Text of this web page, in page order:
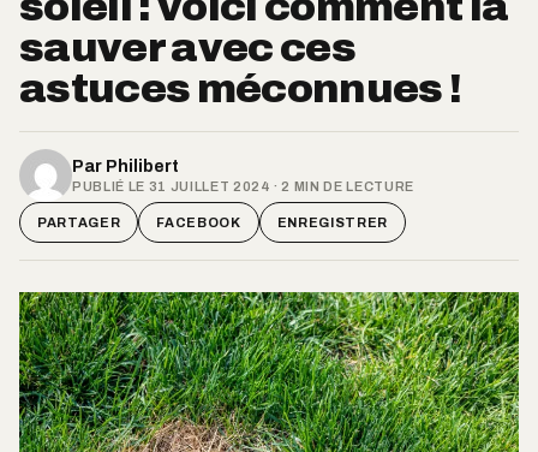
sauver avec ces
astuces méconnues !
Par Philibert
PUBLIÉ LE 31 JUILLET 2024 · 2 MIN DE LECTURE
PARTAGER FACEBOOK ENREGISTRER